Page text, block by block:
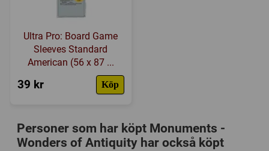
Ultra Pro: Board Game
Sleeves Standard
American (56 x 87 ...
39 kr Köp
Personer som har köpt Monuments -
Wonders of Antiquity har också köpt